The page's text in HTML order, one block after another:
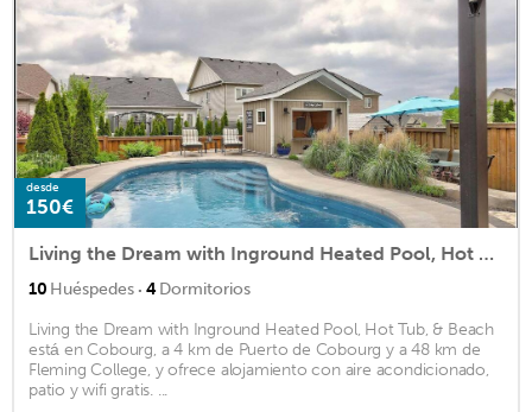
desde
150€
Living the Dream with Inground Heated Pool, Hot Tub, & Beach
10 Huéspedes · 4Dormitorios
Living the Dream with Inground Heated Pool, Hot Tub, & Beach
está en Cobourg, a 4 km de Puerto de Cobourg y a 48 km de
Fleming College, y ofrece alojamiento con aire acondicionado,
patio y wifi gratis. ...